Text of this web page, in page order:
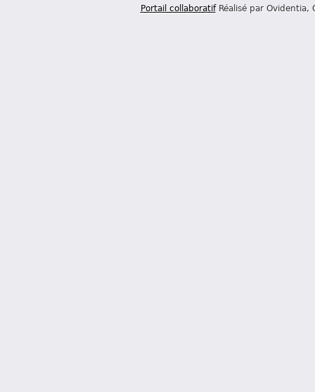
Portail collaboratifRéalisé par Ovidentia,